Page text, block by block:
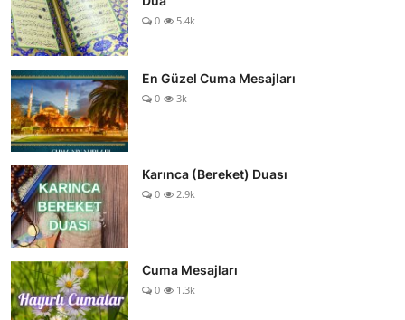
0 5.4k
En Güzel Cuma Mesajları
0 3k
Karınca (Bereket) Duası
0 2.9k
Cuma Mesajları
0 1.3k